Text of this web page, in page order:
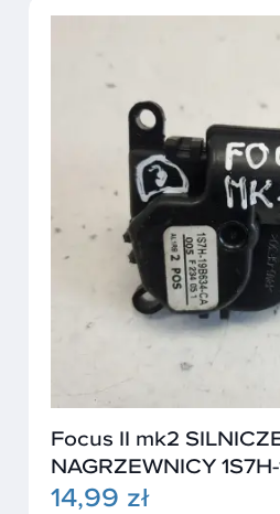
Focus II mk2
NAGRZEWNICY
14,99 zł